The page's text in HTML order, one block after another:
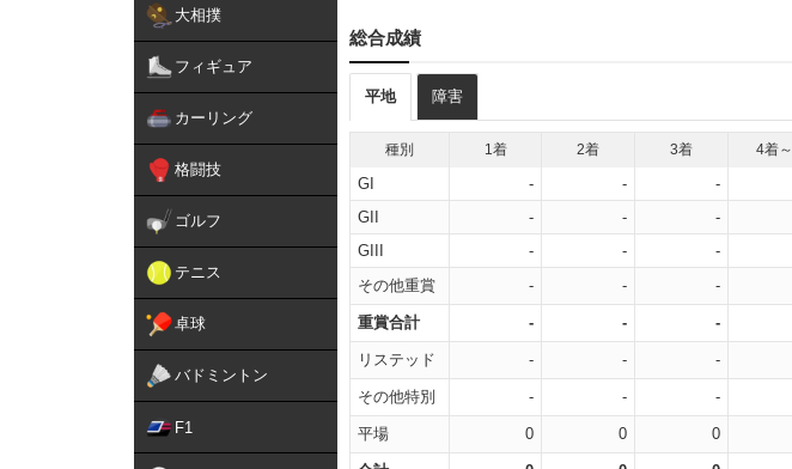
大相撲
フィギュア
カーリング
格闘技
ゴルフ
テニス
卓球
バドミントン
F1
総合成績
平地 障害
種別 1着 2着 3着 4着～
GI - - -
GII
- - -
GIII
- - -
その他重賞
- - -
重賞合計 - - -
リステッド - - -
その他特別 - - -
平場 0 0 0